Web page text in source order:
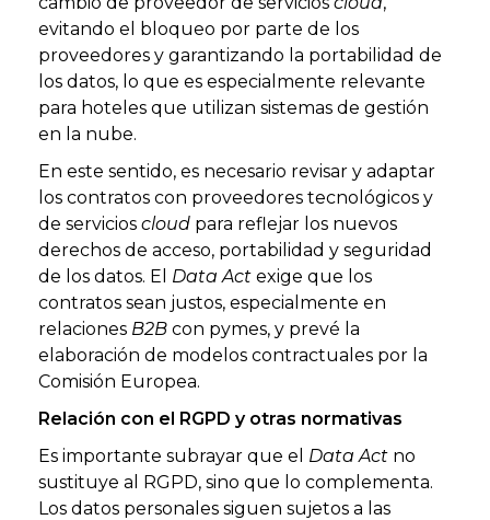
evitando el bloqueo por parte de los
proveedores y garantizando la portabilidad de
los datos, lo que es especialmente relevante
para hoteles que utilizan sistemas de gestión
en la nube.
En este sentido, es necesario revisar y adaptar
los contratos con proveedores tecnológicos y
de servicios cloud para reflejar los nuevos
derechos de acceso, portabilidad y seguridad
de los datos. El Data Act exige que los
contratos sean justos, especialmente en
relaciones B2B con pymes, y prevé la
elaboración de modelos contractuales por la
Comisión Europea.
Relación con el RGPD y otras normativas
Es importante subrayar que el Data Act no
sustituye al RGPD, sino que lo complementa.
Los datos personales siguen sujetos a las